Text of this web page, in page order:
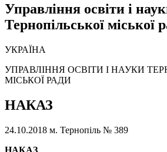
Управління освіти і
Тернопільської міської
УКРАЇНА
УПРАВЛІННЯ ОСВІТИ І НАУКИ
МІСЬКОЇ РАДИ
НАКАЗ
24.10.2018 м. Тернопіль № 389
НАКАЗ